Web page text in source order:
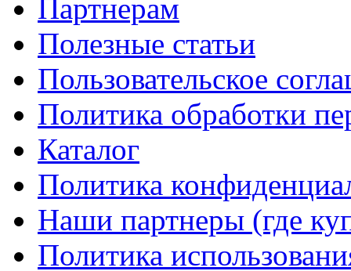
Партнерам
Полезные статьи
Пользовательское
Политика обработки
Каталог
Политика
Наши партнеры (где
Политика